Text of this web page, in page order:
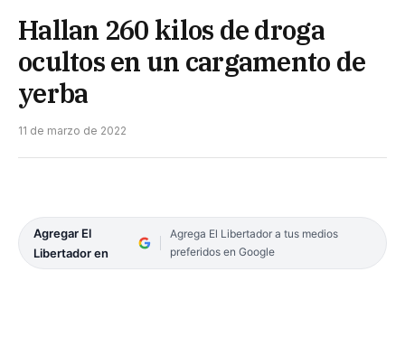
Hallan 260 kilos de droga
ocultos en un cargamento de
yerba
11 de marzo de 2022
Agregar El
Libertador en
Agrega El Libertador a tus medios
preferidos en Google